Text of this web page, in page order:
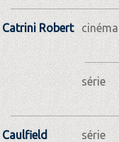
Catrini Robert cinéma
série
Caulfield
série